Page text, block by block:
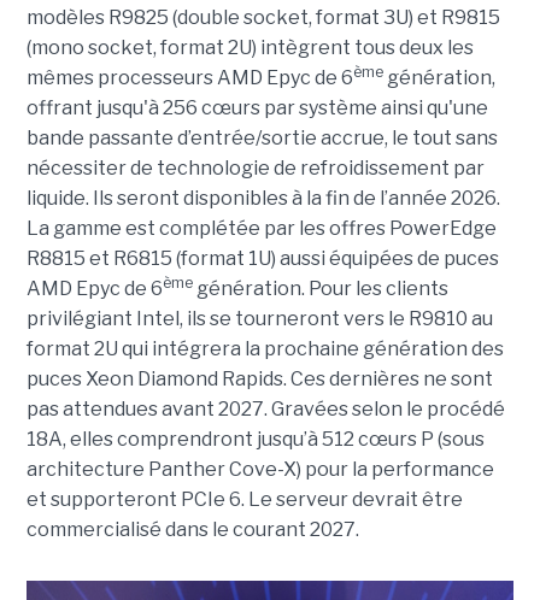
modèles R9825 (double socket, format 3U) et R9815
(mono socket, format 2U) intègrent tous deux les
mêmes processeurs AMD Epyc de 6èmegénération,
offrant jusqu'à 256 cœurs par système ainsi qu'une
bande passante d’entrée/sortie accrue, le tout sans
nécessiter de technologie de refroidissement par
liquide. Ils seront disponibles à la fin de l’année 2026.
La gamme est complétée par les offres PowerEdge
R8815 et R6815 (format 1U) aussi équipées de puces
AMD Epyc de 6èmegénération. Pour les clients
privilégiant Intel, ils se tourneront vers le R9810 au
format 2U qui intégrera la prochaine génération des
puces Xeon Diamond Rapids. Ces dernières ne sont
pas attendues avant 2027. Gravées selon le procédé
18A, elles comprendront jusqu’à 512 cœurs P (sous
architecture Panther Cove-X) pour la performance
et supporteront PCIe 6. Le serveur devrait être
commercialisé dans le courant 2027.